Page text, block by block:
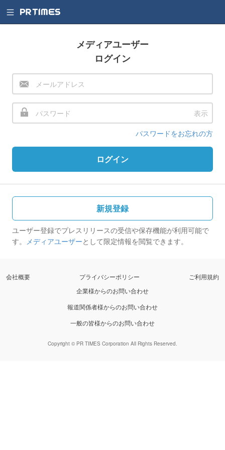
メディアユーザー
ログイン
表示
パスワードをお忘れの方
ログイン
新規登録
ユーザー登録でプレスリリースの受信や保存機能が利用可能で
す。 メディアユーザーとして限定情報を閲覧できます。
会社概要 プライバシーポリシー
ご利用規約
企業様からのお問い合わせ
報道関係者様からのお問い合わせ
一般の皆様からのお問い合わせ
Copyright © PR TIMES Corporation All Rights Reserved.